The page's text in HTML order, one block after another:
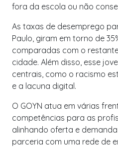
fora da escola ou não
As taxas de desemprego
Paulo, giram em torno de
comparadas com o
cidade. Além disso, esse
centrais, como o racismo
e a lacuna digital.
O GOYN atua em várias
competências para as
alinhando oferta e
parceria com uma rede de